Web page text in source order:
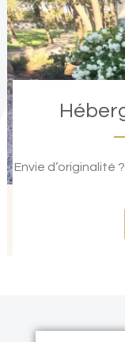
Envie